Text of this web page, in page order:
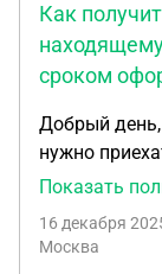
Как
сроком
Добрый день,
нужно
паспорт она
нужно ехать
Показать
16 декабря
Москва